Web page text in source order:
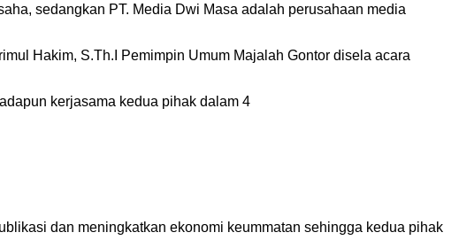
sedangkan PT. Media Dwi Masa adalah perusahaan media
Hakim, S.Th.I Pemimpin Umum Majalah Gontor disela acara
kerjasama kedua pihak dalam 4
dan meningkatkan ekonomi keummatan sehingga kedua pihak